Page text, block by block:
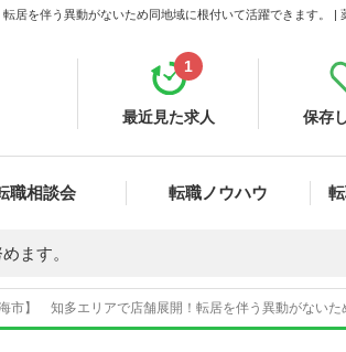
を伴う異動がないため同地域に根付いて活躍できます。 |
最近見た求人
1
保存
職相談会 転職ノウハウ
ます。
海市】 知多エリアで店舗展開！転居を伴う異動がない